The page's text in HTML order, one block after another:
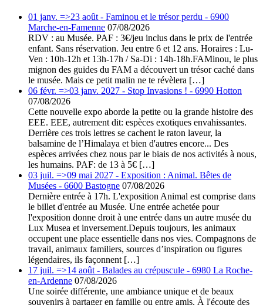
01 janv. =>23 août - Faminou et le trésor perdu - 6900
Marche-en-Famenne 07/08/2026
RDV : au Musée. PAF : 3€/jeu inclus dans le prix de l'entrée
enfant. Sans réservation. Jeu entre 6 et 12 ans. Horaires : Lu-
Ven : 10h-12h et 13h-17h / Sa-Di : 14h-18h.FAMinou, le plus
mignon des guides du FAM a découvert un trésor caché dans
le musée. Mais ce petit malin ne te révèlera […]
06 févr. =>03 janv. 2027 - Stop Invasions ! - 6990 Hotton
07/08/2026
Cette nouvelle expo aborde la petite ou la grande histoire des
EEE. EEE, autrement dit: espèces exotiques envahissantes.
Derrière ces trois lettres se cachent le raton laveur, la
balsamine de l’Himalaya et bien d'autres encore... Des
espèces arrivées chez nous par le biais de nos activités à nous,
les humains. PAF: de 13 à 5€ […]
03 juil. =>09 mai 2027 - Exposition : Animal. Bêtes de
Musées - 6600 Bastogne 07/08/2026
Dernière entrée à 17h. L'exposition Animal est comprise dans
le billet d'entrée au Musée. Une entrée achetée pour
l'exposition donne droit à une entrée dans un autre musée du
Lux Musea et inversement.Depuis toujours, les animaux
occupent une place essentielle dans nos vies. Compagnons de
travail, animaux familiers, sources d’inspiration ou figures
légendaires, ils façonnent […]
17 juil. =>14 août - Balades au crépuscule - 6980 La Roche-
en-Ardenne 07/08/2026
Une soirée différente, une ambiance unique et de beaux
souvenirs à partager en famille ou entre amis. À l'écoute des